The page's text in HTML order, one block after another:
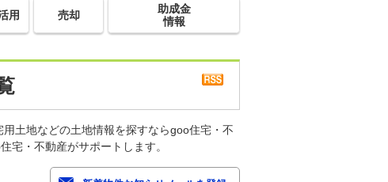
用 売却
助成金
情報
土地などの土地情報を探すならgoo住宅・不
宅・不動産がサポートします。